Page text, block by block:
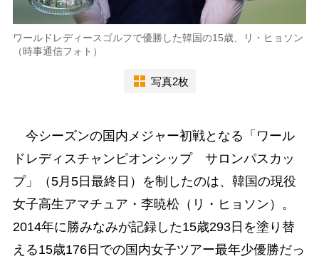
ワールドレディースゴルフで優勝した韓国の15歳、リ・ヒョソン
（時事通信フォト）
写真2枚
今シーズンの国内メジャー初戦となる「ワール
ドレディスチャンピオンシップ サロンパスカッ
プ」（5月5日最終日）を制したのは、韓国の現役
女子高生アマチュア・李暁松（リ・ヒョソン）。
2014年に勝みなみが記録した15歳293日を塗り替
える15歳176日での国内女子ツアー最年少優勝だっ